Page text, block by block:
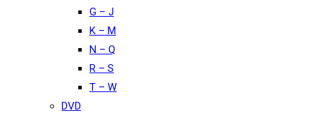
G – J
K – M
N – Q
R – S
T – W
DVD